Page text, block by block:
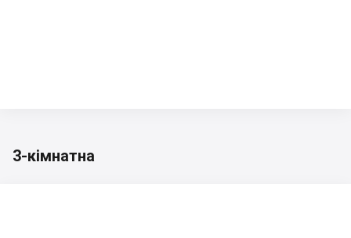
3-кімнатна